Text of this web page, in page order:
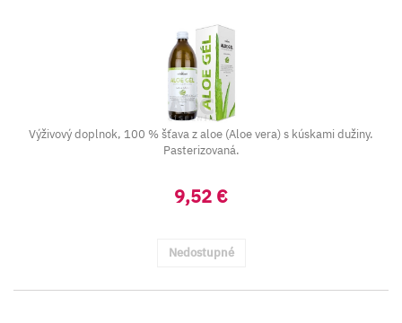
Výživový doplnok, 100 % šťava z aloe (Aloe vera) s kúskami dužiny.
Pasterizovaná.
9,52 €
Nedostupné